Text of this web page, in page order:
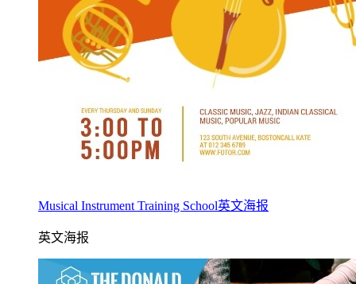
Musical Instrument Training School英文海报
英文海报